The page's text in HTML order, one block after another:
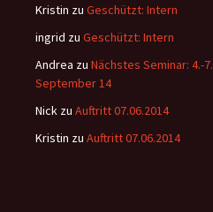
Kristin zu Geschützt: Intern
ingrid zu Geschützt: Intern
Andrea zu Nächstes Seminar: 4.-7.
September 14
Nick zu Auftritt 07.06.2014
Kristin zu Auftritt 07.06.2014